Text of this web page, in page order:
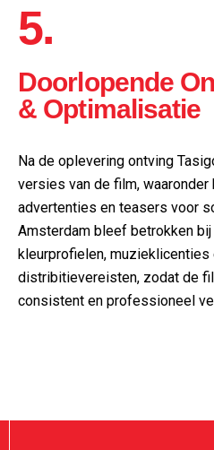
5.
Doorlopende
& Optimalisatie
Na de oplevering ontving
versies van de film,
advertenties en teasers voor
Amsterdam bleef betrokken
kleurprofielen, muzieklicenties
distribitievereisten, zodat de
consistent en professioneel